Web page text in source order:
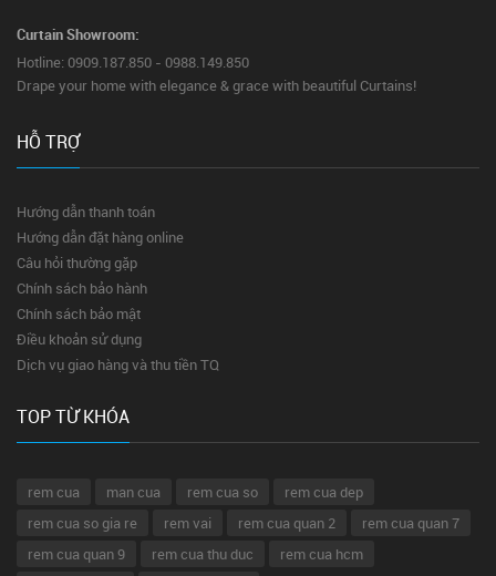
Curtain Showroom:
Hotline: 0909.187.850 - 0988.149.850
Drape your home with elegance & grace with beautiful Curtains!
HỖ TRỢ
Hướng dẫn thanh toán
Hướng dẫn đặt hàng online
Câu hỏi thường gặp
Chính sách bảo hành
Chính sách bảo mật
Điều khoản sử dụng
Dịch vụ giao hàng và thu tiền TQ
TOP TỪ KHÓA
rem cua man cua rem cua so
rem cua dep
rem cua so gia re
rem vai rem cua quan 2
rem cua quan 7
rem cua quan 9
rem cua thu duc
rem cua hcm